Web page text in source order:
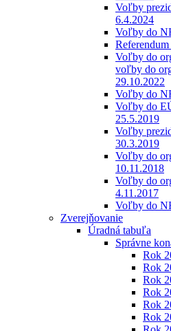
Voľby
6.4.2024
Voľby do
Voľby do
voľby do
29.10.2022
Voľby do
Voľby do
25.5.2019
Voľby
30.3.2019
Voľby do
10.11.2018
Voľby do
4.11.2017
Voľby do
Zverejňovanie
Úradná tabuľa
Správne
Rok
Rok
Rok
Rok
Rok
Rok